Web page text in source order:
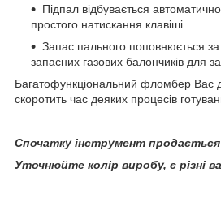
Підпал відбувається
простого натискання клавіші.
Запас пального поповнюється
запасних газових балончиків для
Багатофункціональний фломбер Вас
скоротить час деяких процесів
Спочатку інструмент продається
Уточнюйте колір виробу, є різні